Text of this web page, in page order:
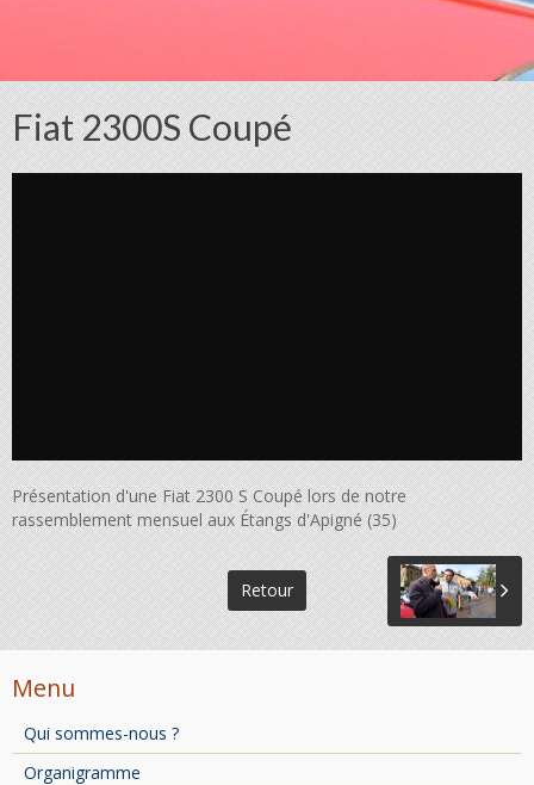
Fiat 2300S Coupé
Présentation d'une Fiat 2300 S Coupé lors de notre
rassemblement mensuel aux Étangs d'Apigné (35)
Retour
Menu
Qui sommes-nous ?
Organigramme